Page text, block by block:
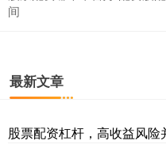
间
最新文章
股票配资杠杆，高收益风险